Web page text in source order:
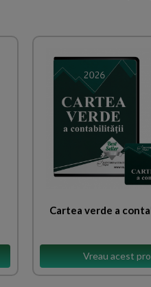
Cartea verde a
Vreau acest